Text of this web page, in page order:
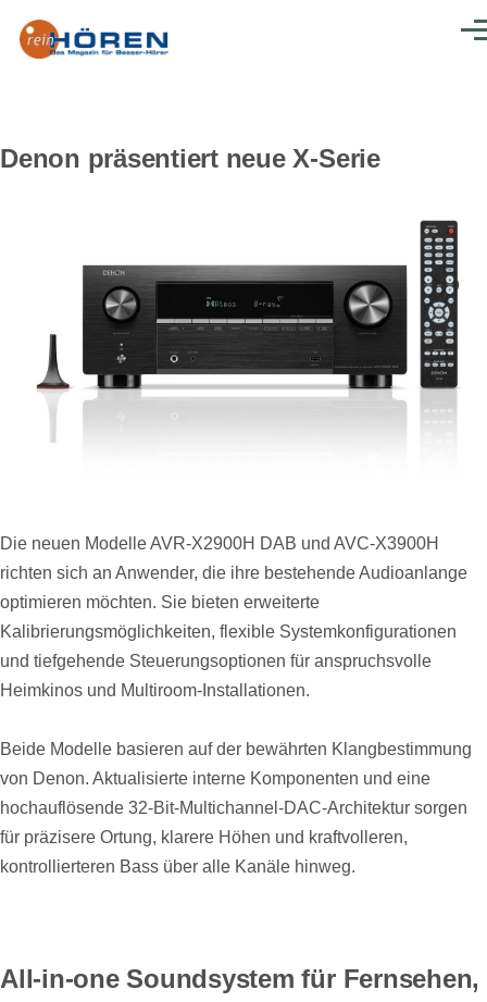
Denon präsentiert neue X-Serie
Die neuen Modelle AVR-X2900H DAB und AVC-X3900H
richten sich an Anwender, die ihre bestehende Audioanlange
optimieren möchten. Sie bieten erweiterte
Kalibrierungsmöglichkeiten, flexible Systemkonfigurationen
und tiefgehende Steuerungsoptionen für anspruchsvolle
Heimkinos und Multiroom-Installationen.
Beide Modelle basieren auf der bewährten Klangbestimmung
von Denon. Aktualisierte interne Komponenten und eine
hochauflösende 32-Bit-Multichannel-DAC-Architektur sorgen
für präzisere Ortung, klarere Höhen und kraftvolleren,
kontrollierteren Bass über alle Kanäle hinweg.
All-in-one Soundsystem für Fernsehen,